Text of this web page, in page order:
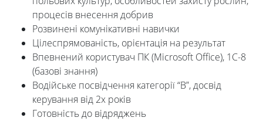
процесів внесення добрив
Розвинені комунікативні навички
Цілеспрямованість, орієнтація на результат
Впевнений користувач ПК (Microsoft Office), 1C-8
(базові знання)
Водійське посвідчення категорії “В”, досвід
керування від 2х років
Готовність до відряджень